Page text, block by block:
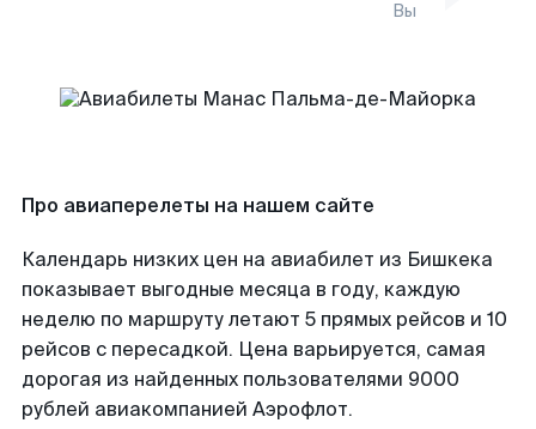
Вы
Про авиаперелеты на нашем сайте
Календарь низких цен на авиабилет из Бишкека
показывает выгодные месяца в году, каждую
неделю по маршруту летают 5 прямых рейсов и 10
рейсов с пересадкой. Цена варьируется, самая
дорогая из найденных пользователями 9000
рублей авиакомпанией Аэрофлот.